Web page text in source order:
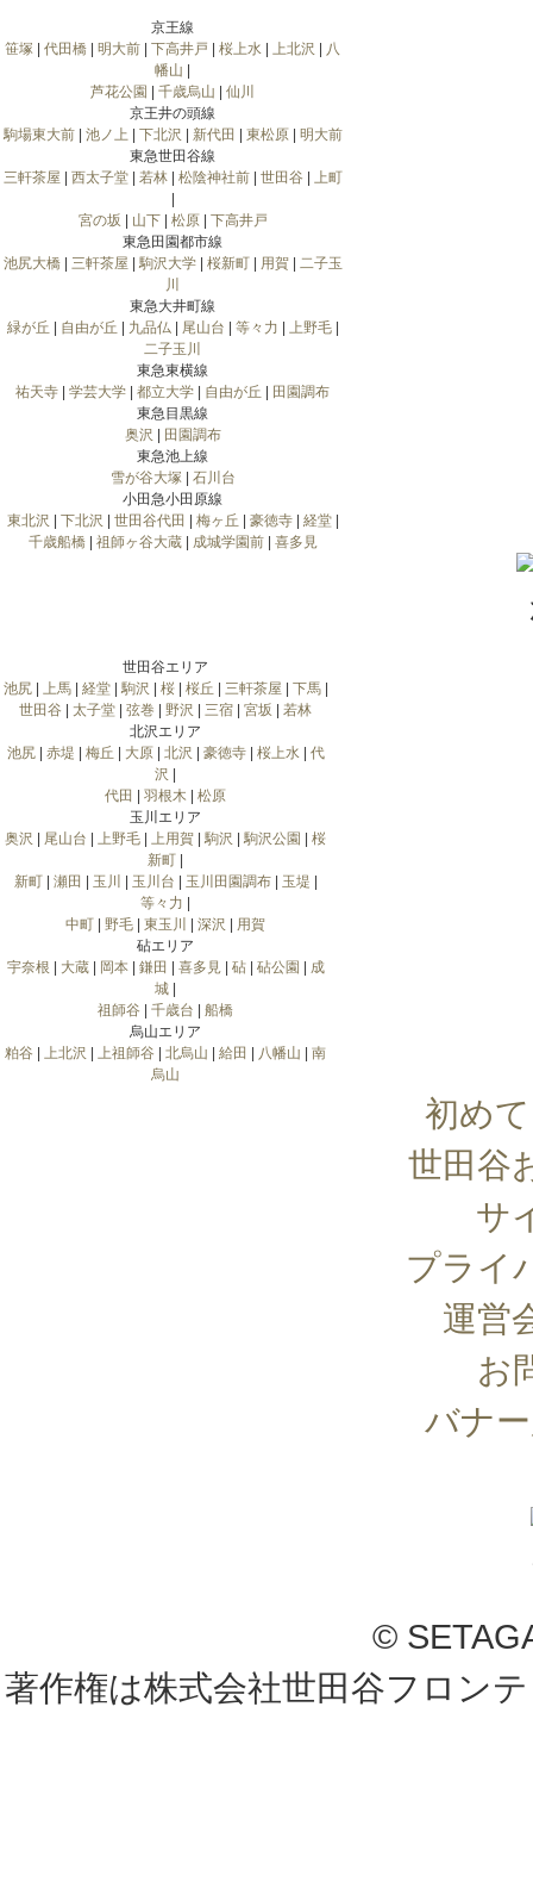
京王線
笹塚
代田橋 明大前 下高井戸 桜上水 上北沢
八
幡山
芦花公園
千歳烏山
仙川
京王井の頭線
駒場東大前| 池ノ上 下北沢 新代田 東松原| 明大前
東急世田谷線
三軒茶屋
西太子堂| 若林| 松陰神社前| 世田谷
上町
宮の坂
山下| 松原| 下高井戸
東急田園都市線
池尻大橋| 三軒茶屋 駒沢大学| 桜新町| 用賀| 二子玉
川
東急大井町線
緑が丘
自由が丘 九品仏| 尾山台 等々力 上野毛|
二子玉川
東急東横線
祐天寺
学芸大学 都立大学 自由が丘
田園調布
東急目黒線
奥沢
田園調布
東急池上線
雪が谷大塚| 石川台
小田急小田原線
東北沢
下北沢 世田谷代田 梅ヶ丘 豪徳寺| 経堂|
千歳船橋| 祖師ヶ谷大蔵| 成城学園前| 喜多見
世田谷エリア
池尻| 上馬| 経堂| 駒沢 桜| 桜丘 三軒茶屋 下馬|
世田谷
太子堂 弦巻 野沢 三宿 宮坂
若林
北沢エリア
池尻| 赤堤 梅丘 大原| 北沢 豪徳寺| 桜上水| 代
沢
代田
羽根木
松原
玉川エリア
奥沢
尾山台 上野毛 上用賀 駒沢 駒沢公園
桜
新町
新町| 瀬田 玉川 玉川台 玉川田園調布| 玉堤
等々力
中町
野毛 東玉川 深沢
用賀
砧エリア
宇奈根
大蔵| 岡本| 鎌田 喜多見| 砧| 砧公園
成
城
祖師谷
千歳台
船橋
烏山エリア
粕谷
上北沢 上祖師谷 北烏山 給田 八幡山
南
烏山
初め
世田谷
サ
プライ
運営
お
バナ
©
著作権は株式会社世田谷フロン